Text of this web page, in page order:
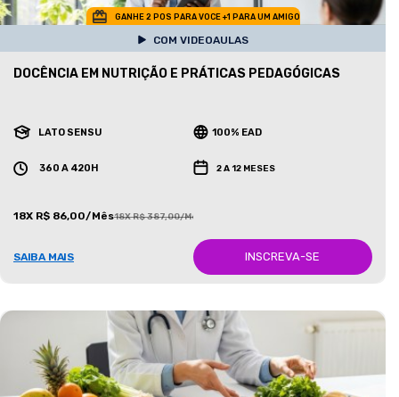
GANHE 2 POS PARA VOCE +1 PARA UM AMIGO
COM VIDEOAULAS
DOCÊNCIA EM NUTRIÇÃO E PRÁTICAS PEDAGÓGICAS
LATO SENSU 100% EAD
360 A 420H 2 A 12 MESES
18X R$ 86,00/Mês18X R$ 387,00/Mês
SAIBA MAIS INSCREVA-SE